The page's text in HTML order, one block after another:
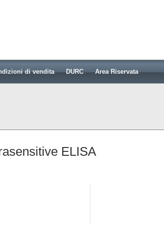
di vendita DURC Area Riservata
ELISA